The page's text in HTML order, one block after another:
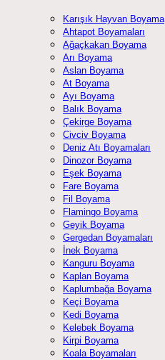
Karışık Hayvan Boyama
Ahtapot Boyamaları
Ağaçkakan Boyama
Arı Boyama
Aslan Boyama
At Boyama
Ayı Boyama
Balık Boyama
Çekirge Boyama
Civciv Boyama
Deniz Atı Boyamaları
Dinozor Boyama
Eşek Boyama
Fare Boyama
Fil Boyama
Flamingo Boyama
Geyik Boyama
Gergedan Boyamaları
İnek Boyama
Kanguru Boyama
Kaplan Boyama
Kaplumbağa Boyama
Keçi Boyama
Kedi Boyama
Kelebek Boyama
Kirpi Boyama
Koala Boyamaları